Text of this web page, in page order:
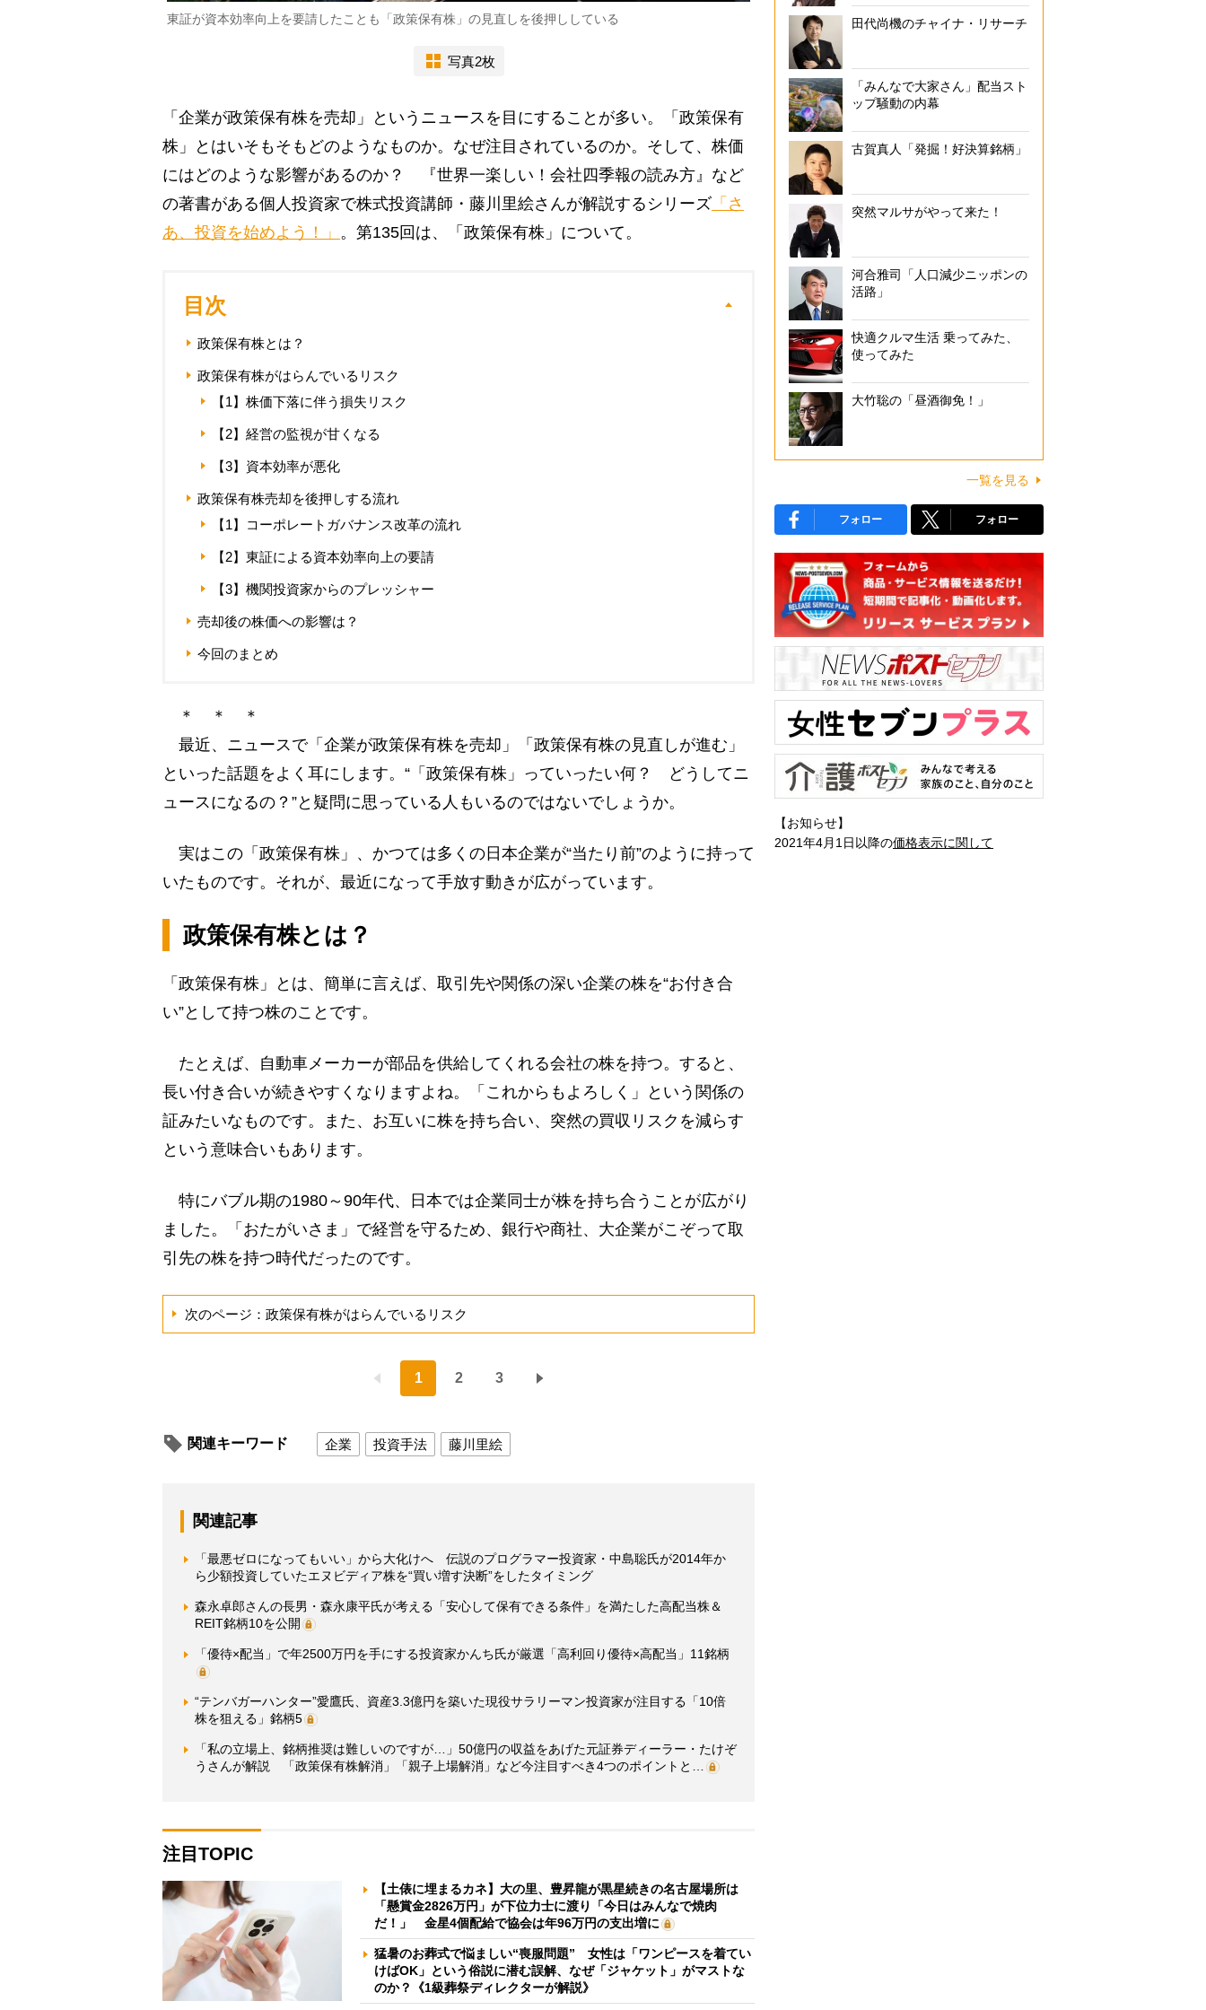
東証が資本効率向上を要請したことも「政策保有株」の見直しを後押ししている
写真2枚
「企業が政策保有株を売却」というニュースを目にすることが多い。「政策保有
株」とはいそもそもどのようなものか。なぜ注目されているのか。そして、株価
にはどのような影響があるのか？ 『世界一楽しい！会社四季報の読み方』など
の著書がある個人投資家で株式投資講師・藤川里絵さんが解説するシリーズ 「さ
あ、投資を始めよう！」 。第135回は、「政策保有株」について。
目次
政策保有株とは？
政策保有株がはらんでいるリスク
【1】株価下落に伴う損失リスク
【2】経営の監視が甘くなる
【3】資本効率が悪化
政策保有株売却を後押しする流れ
【1】コーポレートガバナンス改革の流れ
【2】東証による資本効率向上の要請
【3】機関投資家からのプレッシャー
売却後の株価への影響は？
今回のまとめ
＊ ＊ ＊
最近、ニュースで「企業が政策保有株を売却」「政策保有株の見直しが進む」
といった話題をよく耳にします。“「政策保有株」っていったい何？ どうしてニ
ュースになるの？”と疑問に思っている人もいるのではないでしょうか。
実はこの「政策保有株」、かつては多くの日本企業が“当たり前”のように持って
いたものです。それが、最近になって手放す動きが広がっています。
政策保有株とは？
「政策保有株」とは、簡単に言えば、取引先や関係の深い企業の株を“お付き合
い”として持つ株のことです。
たとえば、自動車メーカーが部品を供給してくれる会社の株を持つ。すると、
長い付き合いが続きやすくなりますよね。「これからもよろしく」という関係の
証みたいなものです。また、お互いに株を持ち合い、突然の買収リスクを減らす
という意味合いもあります。
特にバブル期の1980～90年代、日本では企業同士が株を持ち合うことが広がり
ました。「おたがいさま」で経営を守るため、銀行や商社、大企業がこぞって取
引先の株を持つ時代だったのです。
次のページ：政策保有株がはらんでいるリスク
1 2 3
関連キーワード 企業 投資手法 藤川里絵
関連記事
「最悪ゼロになってもいい」から大化けへ 伝説のプログラマー投資家・中島聡氏が2014年か
ら少額投資していたエヌビディア株を“買い増す決断”をしたタイミング
森永卓郎さんの長男・森永康平氏が考える「安心して保有できる条件」を満たした高配当株＆
REIT銘柄10を公開
「優待×配当」で年2500万円を手にする投資家かんち氏が厳選「高利回り優待×高配当」11銘柄
“テンバガーハンター”愛鷹氏、資産3.3億円を築いた現役サラリーマン投資家が注目する「10倍
株を狙える」銘柄5
「私の立場上、銘柄推奨は難しいのですが…」50億円の収益をあげた元証券ディーラー・たけぞ
うさんが解説 「政策保有株解消」「親子上場解消」など今注目すべき4つのポイントと…
注目TOPIC
【土俵に埋まるカネ】大の里、豊昇龍が黒星続きの名古屋場所は
「懸賞金2826万円」が下位力士に渡り「今日はみんなで焼肉
だ！」 金星4個配給で協会は年96万円の支出増に
猛暑のお葬式で悩ましい“喪服問題” 女性は「ワンピースを着てい
けばOK」という俗説に潜む誤解、なぜ「ジャケット」がマストな
のか？《1級葬祭ディレクターが解説》
田代尚機のチャイナ・リサーチ
「みんなで大家さん」配当スト
ップ騒動の内幕
古賀真人「発掘！好決算銘柄」
突然マルサがやって来た！
河合雅司「人口減少ニッポンの
活路」
快適クルマ生活 乗ってみた、
使ってみた
大竹聡の「昼酒御免！」
一覧を見る
フォロー フォロー
【お知らせ】
2021年4月1日以降の価格表示に関して